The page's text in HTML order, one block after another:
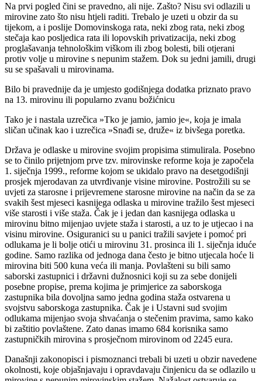
Na prvi pogled čini se pravedno, ali nije. Zašto? Nisu svi odlazili u
mirovine zato što nisu htjeli raditi. Trebalo je uzeti u obzir da su
tijekom, a i poslije Domovinskoga rata, neki zbog rata, neki zbog
stečaja kao posljedica rata ili lopovskih privatizacija, neki zbog
proglašavanja tehnološkim viškom ili zbog bolesti, bili otjerani
protiv volje u mirovine s nepunim stažem. Dok su jedni jamili, drugi
su se spašavali u mirovinama.
Bilo bi pravednije da je umjesto godišnjega dodatka priznato pravo
na 13. mirovinu ili popularno zvanu božićnicu
Tako je i nastala uzrečica »Tko je jamio, jamio je«, koja je imala
sličan učinak kao i uzrečica »Snađi se, druže« iz bivšega poretka.
Država je odlaske u mirovine svojim propisima stimulirala. Posebno
se to činilo prijetnjom prve tzv. mirovinske reforme koja je započela
1. siječnja 1999., reforme kojom se ukidalo pravo na desetgodišnji
prosjek mjerodavan za utvrđivanje visine mirovine. Postrožili su se
uvjeti za starosne i prijevremene starosne mirovine na način da se za
svakih šest mjeseci kasnijega odlaska u mirovine tražilo šest mjeseci
više starosti i više staža. Čak je i jedan dan kasnijega odlaska u
mirovinu bitno mijenjao uvjete staža i starosti, a uz to je utjecao i na
visinu mirovine. Osiguranici su u panici tražili savjete i pomoć pri
odlukama je li bolje otići u mirovinu 31. prosinca ili 1. siječnja iduće
godine. Samo razlika od jednoga dana često je bitno utjecala hoće li
mirovina biti 500 kuna veća ili manja. Povlašteni su bili samo
saborski zastupnici i državni dužnosnici koji su za sebe donijeli
posebne propise, prema kojima je primjerice za saborskoga
zastupnika bila dovoljna samo jedna godina staža ostvarena u
svojstvu saborskoga zastupnika. Čak je i Ustavni sud svojim
odlukama mijenjao svoja shvaćanja o stečenim pravima, samo kako
bi zaštitio povlaštene. Zato danas imamo 684 korisnika samo
zastupničkih mirovina s prosječnom mirovinom od 2245 eura.
Današnji zakonopisci i pismoznanci trebali bi uzeti u obzir navedene
okolnosti, koje objašnjavaju i opravdavaju činjenicu da se odlazilo u